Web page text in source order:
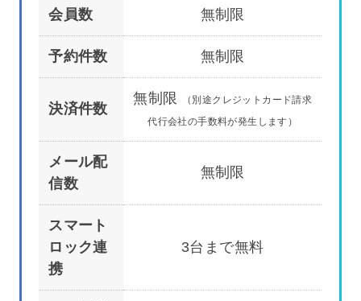
会員数 無制限
予約件数 無制限
決済件数
無制限
（別途クレジットカード請求
代行会社の手数料が発生します）
メール配
信数
無制限
スマート
ロック連
携
3台まで無料